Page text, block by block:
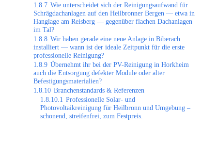
1.8.7 Wie unterscheidet sich der Reinigungsaufwand für
Schrägdachanlagen auf den Heilbronner Bergen — etwa in
Hanglage am Reisberg — gegenüber flachen Dachanlagen
im Tal?
1.8.8 Wir haben gerade eine neue Anlage in Biberach
installiert — wann ist der ideale Zeitpunkt für die erste
professionelle Reinigung?
1.8.9 Übernehmt ihr bei der PV-Reinigung in Horkheim
auch die Entsorgung defekter Module oder alter
Befestigungsmaterialien?
1.8.10 Branchenstandards & Referenzen
1.8.10.1 Professionelle Solar- und
Photovoltaikreinigung für Heilbronn und Umgebung –
schonend, streifenfrei, zum Festpreis.